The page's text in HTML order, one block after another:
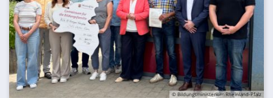
© Bildungsministerium Rheinland-Pfalz